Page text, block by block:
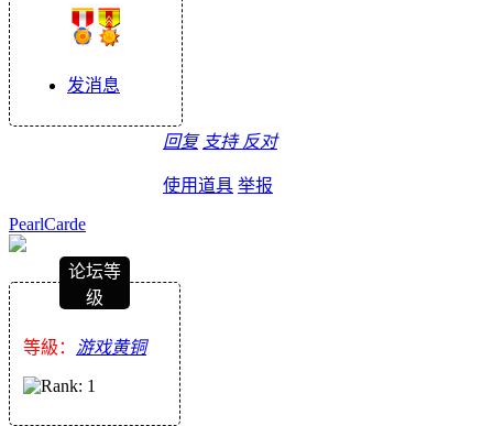
发消息
回复 支持 反对
使用道具 举报
PearlCarde
论坛等
级
等級： 游戏黄铜